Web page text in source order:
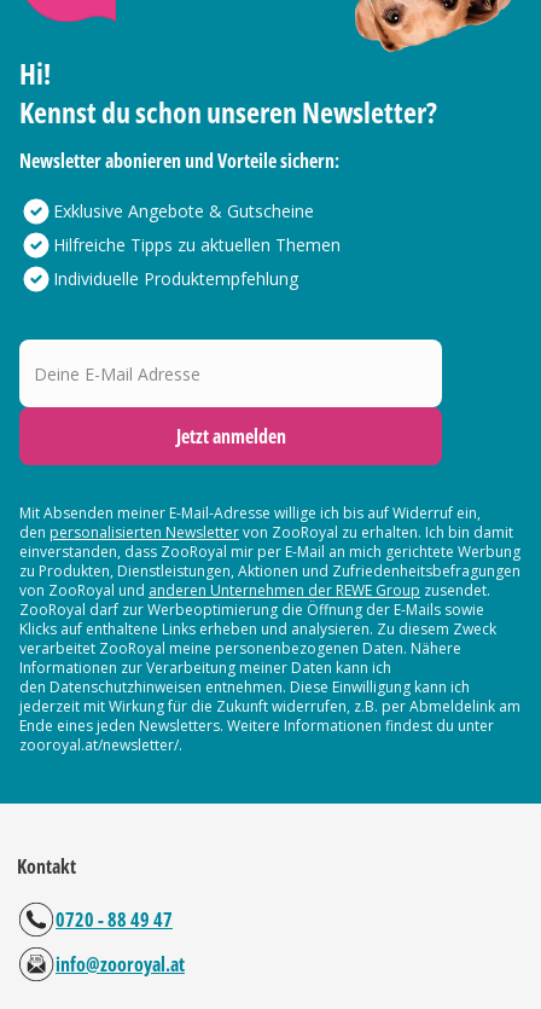
Hi!
Kennst du schon unseren Newsletter?
Newsletter abonieren und Vorteile sichern:
Exklusive Angebote & Gutscheine
Hilfreiche Tipps zu aktuellen Themen
Individuelle Produktempfehlung
Deine E-Mail Adresse
Jetzt anmelden
Mit Absenden meiner E-Mail-Adresse willige ich bis auf Widerruf ein,
den personalisierten Newslettervon ZooRoyal zu erhalten. Ich bin damit
einverstanden, dass ZooRoyal mir per E-Mail an mich gerichtete Werbung
zu Produkten, Dienstleistungen, Aktionen und Zufriedenheitsbefragungen
von ZooRoyal und anderen Unternehmen der REWE Group zusendet.
ZooRoyal darf zur Werbeoptimierung die Öffnung der E-Mails sowie
Klicks auf enthaltene Links erheben und analysieren. Zu diesem Zweck
verarbeitet ZooRoyal meine personenbezogenen Daten. Nähere
Informationen zur Verarbeitung meiner Daten kann ich
den Datenschutzhinweisen entnehmen. Diese Einwilligung kann ich
jederzeit mit Wirkung für die Zukunft widerrufen, z.B. per Abmeldelink am
Ende eines jeden Newsletters. Weitere Informationen findest du unter
zooroyal.at/newsletter/.
Kontakt
0720 - 88 49 47
info@zooroyal.at